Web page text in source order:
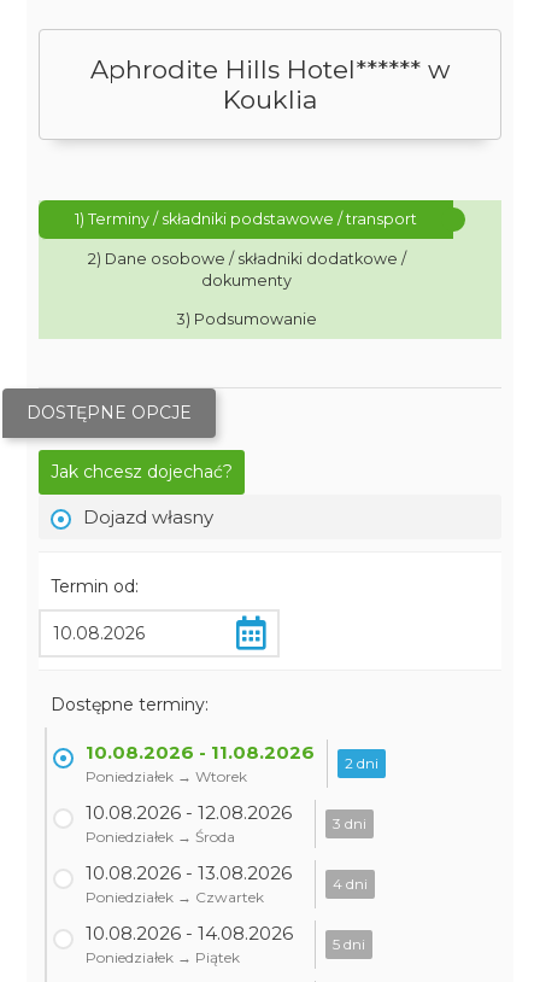
Aphrodite Hills Hotel****** w
Kouklia
1) Terminy / składniki podstawowe / transport
2) Dane osobowe / składniki dodatkowe /
dokumenty
3) Podsumowanie
DOSTĘPNE OPCJE
Jak chcesz dojechać?
Dojazd własny
Termin od:
Dostępne terminy:
10.08.2026 - 11.08.2026
Poniedziałek → Wtorek
2 dni
10.08.2026 - 12.08.2026
Poniedziałek → Środa
3 dni
10.08.2026 - 13.08.2026
Poniedziałek → Czwartek
4 dni
10.08.2026 - 14.08.2026
Poniedziałek → Piątek
5 dni